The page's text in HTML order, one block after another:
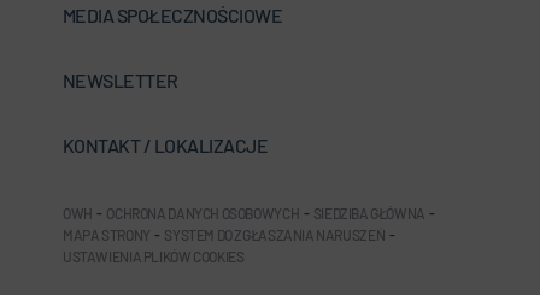
MEDIA SPOŁECZNOŚCIOWE
NEWSLETTER
KONTAKT / LOKALIZACJE
OWH - OCHRONA DANYCH OSOBOWYCH - SIEDZIBA GŁÓWNA -
MAPA STRONY - SYSTEM DO ZGŁASZANIA NARUSZEŃ -
USTAWIENIA PLIKÓW COOKIES